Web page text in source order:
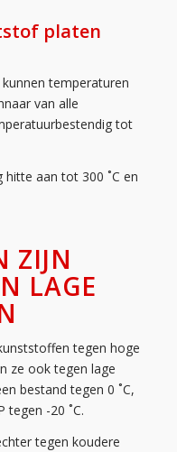
platen
temperaturen
van alle
tot
aan tot 300 ˚C en
ZIJN
LAGE
tegen hoge
ze ook tegen lage
bestand tegen 0 ˚C,
tegen -20 ˚C.
tegen koudere